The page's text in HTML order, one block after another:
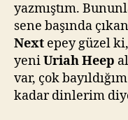
yazmıştım.
sene başında
Next epey güzel
yeniUriah Heep
var, çok
kadar dinlerim